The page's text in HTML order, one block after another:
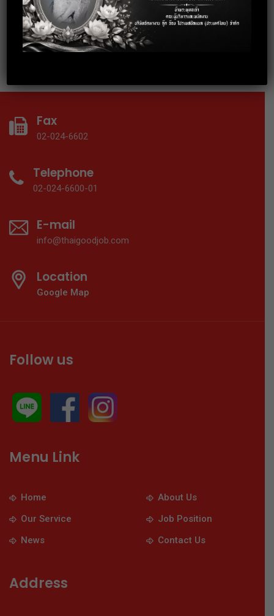
18 September 2019
อบรมเทคนิคการทำงานร่วมกับคนทุก
Gen ให้ประสบความสำเร็จ
Fax
02-024-6602
Telephone
02-024-6600-01
E-mail
info@thaigoodjob.com
Location
Google Map
Follow us
Menu Link
Home
About Us
Our Service
Job Position
News
Contact Us
Address